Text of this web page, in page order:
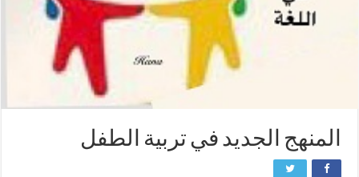
المنهج الجديد في تربية الطفل